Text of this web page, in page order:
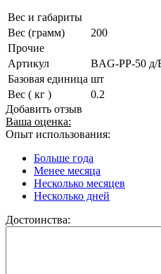
Вес и габариты
Вес (грамм)
200
Прочие
Артикул
BAG-PP-50 д/
Базовая единица шт
Вес ( кг )
0.2
Добавить отзыв
Ваша оценка:
Опыт использования:
Больше года
Менее месяца
Несколько месяцев
Несколько дней
Достоинства: